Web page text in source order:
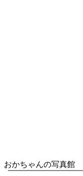
おかちゃんの写真館